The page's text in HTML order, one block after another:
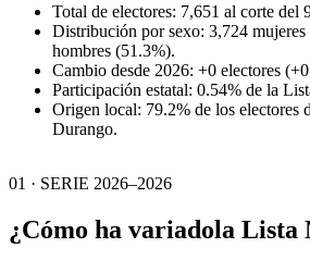
Total de electores: 7,651 al corte del
Distribución por sexo: 3,724
hombres (51.3%).
Cambio desde 2026: +0 electores
Participación estatal: 0.54% de la
Origen local: 79.2% de los electores
Durango.
01 · SERIE 2026–2026
¿Cómo ha variadola Lista